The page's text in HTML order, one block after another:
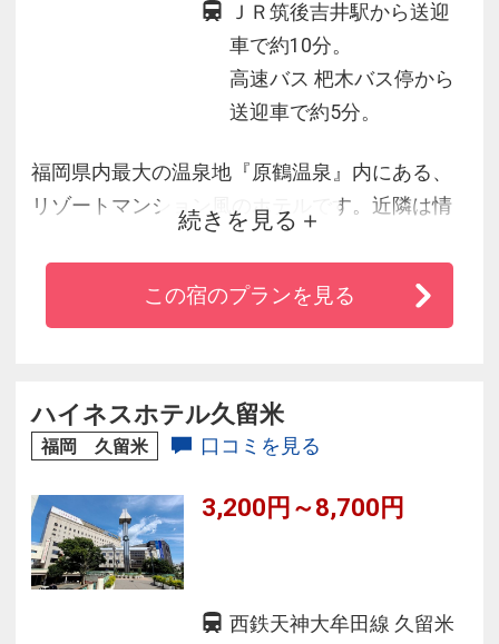
ＪＲ筑後吉井駅から送迎
車で約10分。
高速バス 杷木バス停から
送迎車で約5分。
福岡県内最大の温泉地『原鶴温泉』内にある、
リゾートマンション風のホテルです。近隣は情
緒豊かな自然に囲まれ、四季折々の花やフルー
ツを楽しむことができます。原鶴温泉は、アル
カリ性単純温泉及び硫黄泉という２つの泉質を
続きを見る
この宿のプランを見る
ハイネスホテル久留米
福岡 久留米 口コミを見る
3,200円～8,700円
西鉄天神大牟田線 久留米